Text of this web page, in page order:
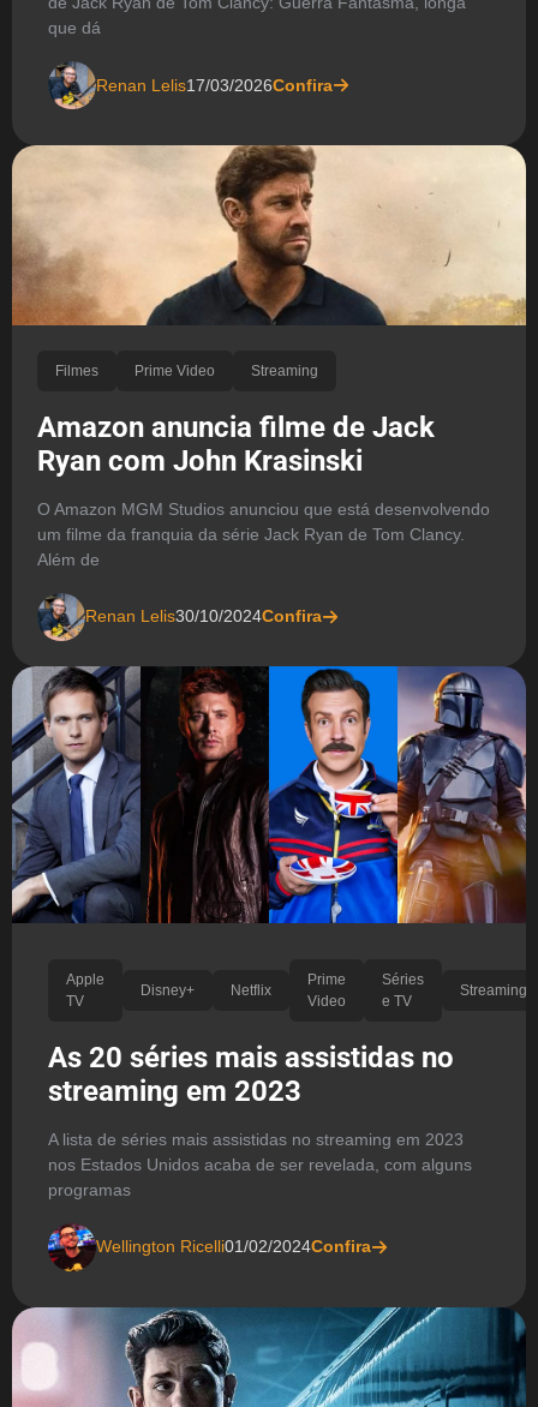
que dá
Renan Lelis17/03/2026Confira
Filmes Prime Video Streaming
Amazon anuncia filme de Jack
Ryan com John Krasinski
O Amazon MGM Studios anunciou que está desenvolvendo
um filme da franquia da série Jack Ryan de Tom Clancy.
Além de
Renan Lelis30/10/2024Confira
Apple
TV
Disney+ Netflix
Prime
Video
Séries
e TV
Streaming
As 20 séries mais assistidas no
streaming em 2023
A lista de séries mais assistidas no streaming em 2023
nos Estados Unidos acaba de ser revelada, com alguns
programas
Wellington Ricelli01/02/2024Confira